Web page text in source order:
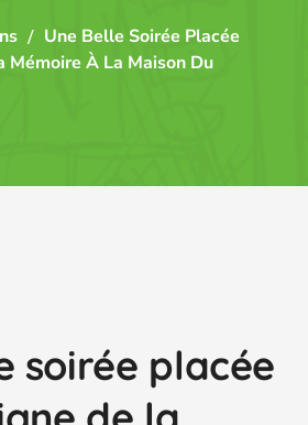
Une Belle Soirée Placée
Mémoire À La Maison Du
soirée placée